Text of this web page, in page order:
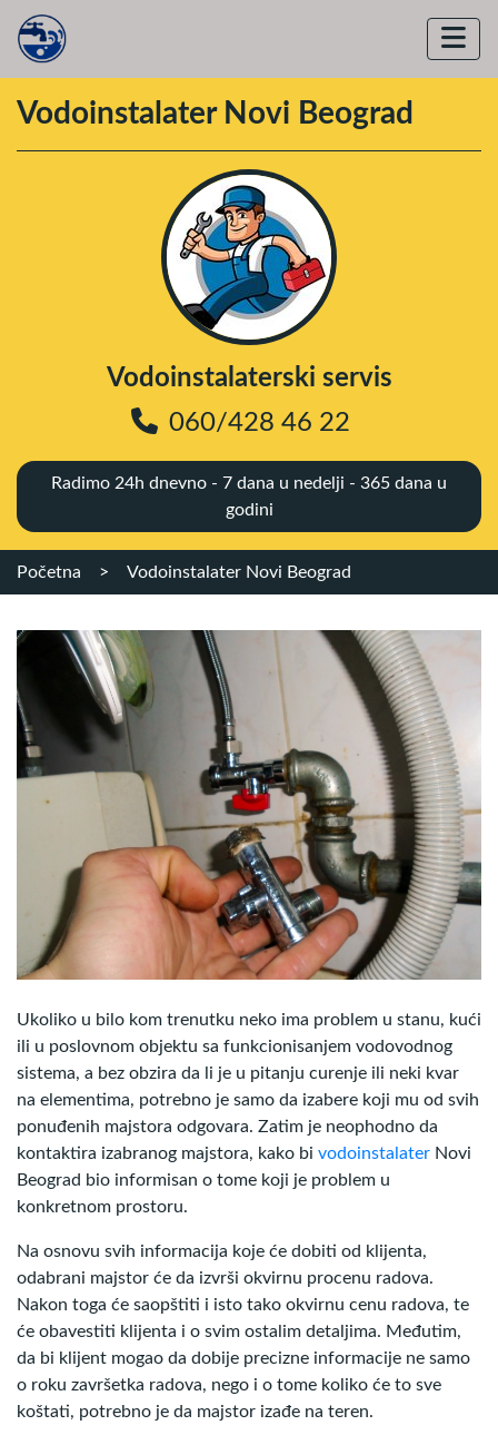
Vodoinstalater Novi Beograd
Vodoinstalaterski servis
060/428 46 22
Radimo 24h dnevno - 7 dana u nedelji - 365 dana u
godini
Početna > Vodoinstalater Novi Beograd
Ukoliko u bilo kom trenutku neko ima problem u stanu, kući
ili u poslovnom objektu sa funkcionisanjem vodovodnog
sistema, a bez obzira da li je u pitanju curenje ili neki kvar
na elementima, potrebno je samo da izabere koji mu od svih
ponuđenih majstora odgovara. Zatim je neophodno da
kontaktira izabranog majstora, kako bi vodoinstalater Novi
Beograd bio informisan o tome koji je problem u
konkretnom prostoru.
Na osnovu svih informacija koje će dobiti od klijenta,
odabrani majstor će da izvrši okvirnu procenu radova.
Nakon toga će saopštiti i isto tako okvirnu cenu radova, te
će obavestiti klijenta i o svim ostalim detaljima. Međutim,
da bi klijent mogao da dobije precizne informacije ne samo
o roku završetka radova, nego i o tome koliko će to sve
koštati, potrebno je da majstor izađe na teren.